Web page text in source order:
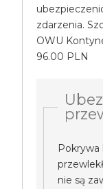
zdarzenia.
OWU
96.00 PLN
Pokrywa
nie są